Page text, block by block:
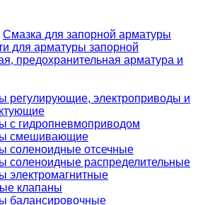
Смазка для запорной арматуры
для арматуры запорной
предохранительная арматура и
регулирующие, электроприводы и
с гидропневмоприводом
смешивающие
соленоидные отсечные
соленоидные распределительные
электромагнитные
клапаны
балансировочные